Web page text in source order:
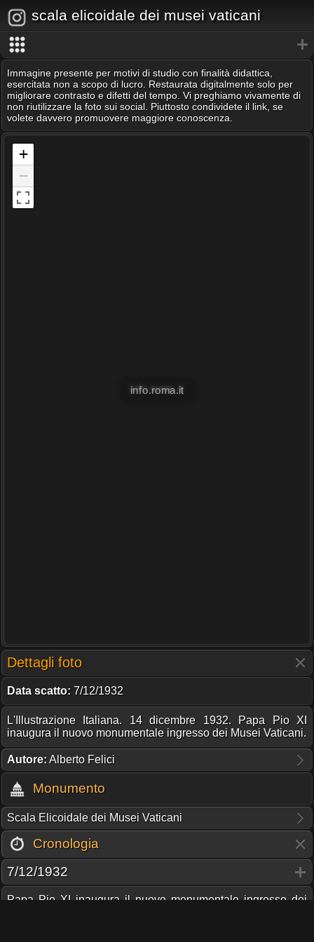
scala elicoidale dei musei vaticani
Immagine presente per motivi di studio con finalità didattica,
esercitata non a scopo di lucro. Restaurata digitalmente solo per
migliorare contrasto e difetti del tempo. Vi preghiamo vivamente di
non riutilizzare la foto sui social. Piuttosto condividete il link, se
volete davvero promuovere maggiore conoscenza.
+
−
info.roma.it
Dettagli foto
Data scatto: 7/12/1932
L'Illustrazione Italiana. 14 dicembre 1932. Papa Pio XI
inaugura il nuovo monumentale ingresso dei Musei Vaticani.
Autore:Alberto Felici
Monumento
Scala Elicoidale dei Musei Vaticani
Cronologia
7/12/1932
Papa Pio XI inaugura il nuovo monumentale ingresso dei